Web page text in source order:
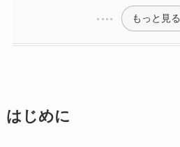
もっと見る
はじめに